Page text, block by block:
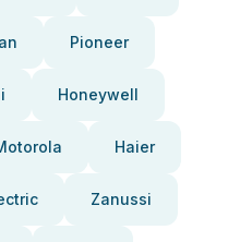
Pioneer
Honeywell
Haier
Zanussi